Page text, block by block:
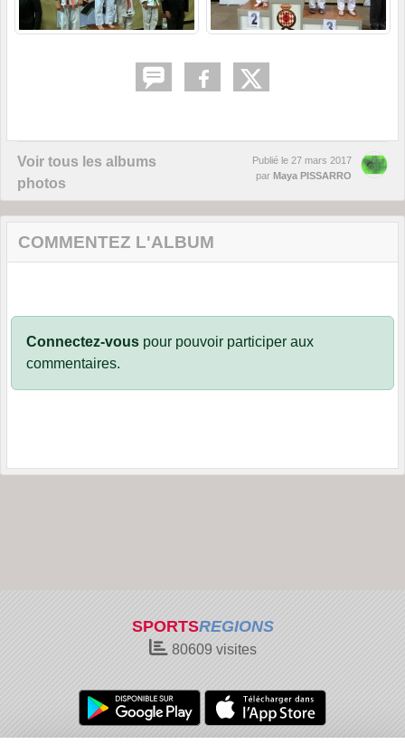
Voir tous les albums
photos
Publié le 27 mars 2017
par Maya PISSARRO
COMMENTEZ L'ALBUM
Connectez-vous pour pouvoir participer aux
commentaires.
SPORTSREGIONS
80609 visites